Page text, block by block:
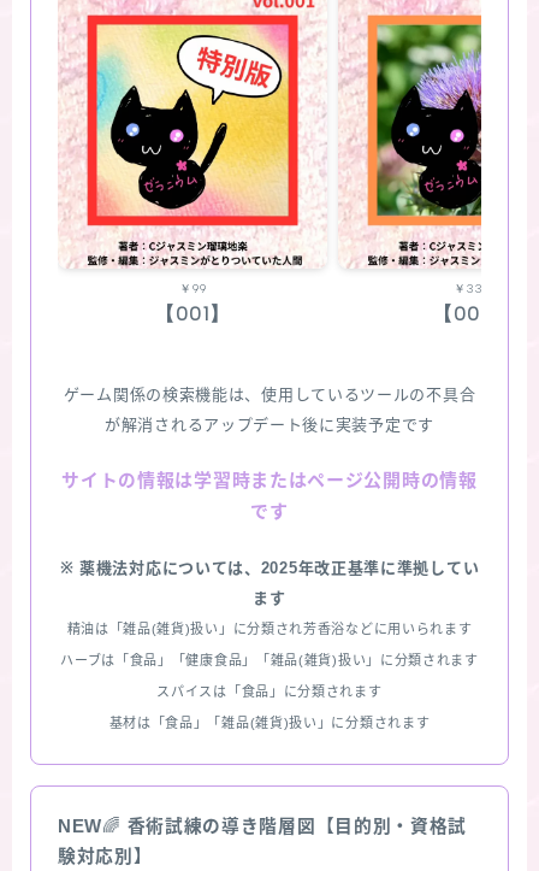
￥99
【001】
￥330
【002】
ゲーム関係の検索機能は、使用しているツールの不具合
が解消されるアップデート後に実装予定です
サイトの情報は学習時またはページ公開時の情報
です
※ 薬機法対応については、2025年改正基準に準拠してい
ます
精油は「雑品(雑貨)扱い」に分類され芳香浴などに用いられます
ハーブは「食品」「健康食品」「雑品(雑貨)扱い」に分類されます
スパイスは「食品」に分類されます
基材は「食品」「雑品(雑貨)扱い」に分類されます
NEW🌈 香術試練の導き階層図【目的別・資格試
験対応別】